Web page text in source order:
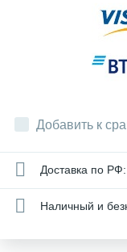
Добавить к
Доставка по
Наличный и